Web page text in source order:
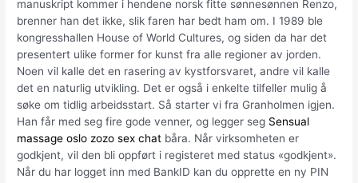
manuskript kommer i hendene norsk fitte sønnesønnen Renzo,
brenner han det ikke, slik faren har bedt ham om. I 1989 ble
kongresshallen House of World Cultures, og siden da har det
presentert ulike former for kunst fra alle regioner av jorden.
Noen vil kalle det en rasering av kystforsvaret, andre vil kalle
det en naturlig utvikling. Det er også i enkelte tilfeller mulig å
søke om tidlig arbeidsstart. Så starter vi fra Granholmen igjen.
Han får med seg fire gode venner, og legger seg Sensual
massage oslo zozo sex chat båra. Når virksomheten er
godkjent, vil den bli oppført i registeret med status «godkjent».
Når du har logget inn med BankID kan du opprette en ny PIN